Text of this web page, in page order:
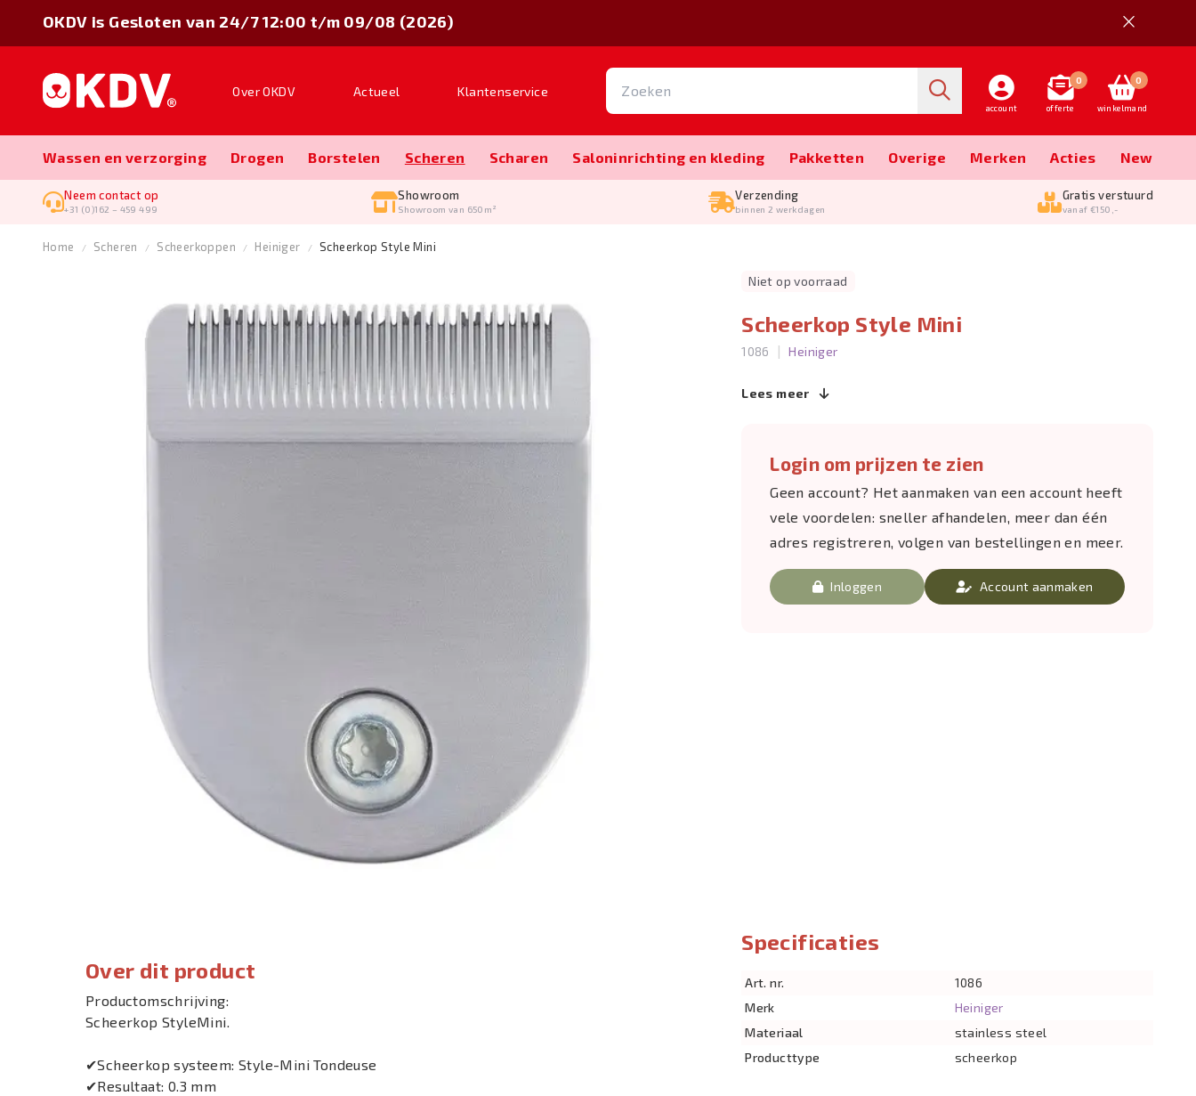
Over OKDV Actueel Klantenservice
account
0
offerte
0
winkelmand
Wassen en verzorging Drogen Borstelen Scheren Scharen Salon­inrichting en kleding Pakketten Overige Merken Acties New
Neem contact op
+31 (0)162 – 459 499
Showroom
Showroom van 650m²
Verzending
binnen 2 werkdagen
Gratis verstuurd
vanaf €150,-
OKDV is Gesloten van 24/7 12:00 t/m 09/08 (2026)
Home Scheren Scheerkoppen Heiniger Scheerkop Style Mini
Niet op voorraad
Scheerkop Style Mini
1086 | Heiniger
Lees meer
Login om prijzen te zien
Geen account? Het aanmaken van een account heeft
vele voordelen: sneller afhandelen, meer dan één
adres registreren, volgen van bestellingen en meer.
Inloggen Account aanmaken
Over dit product
Productomschrijving:
Scheerkop StyleMini.
✔Scheerkop systeem: Style-Mini Tondeuse
✔Resultaat: 0.3 mm
Specificaties
Art. nr.
1086
Merk
Heiniger
Materiaal
stainless steel
Producttype
scheerkop